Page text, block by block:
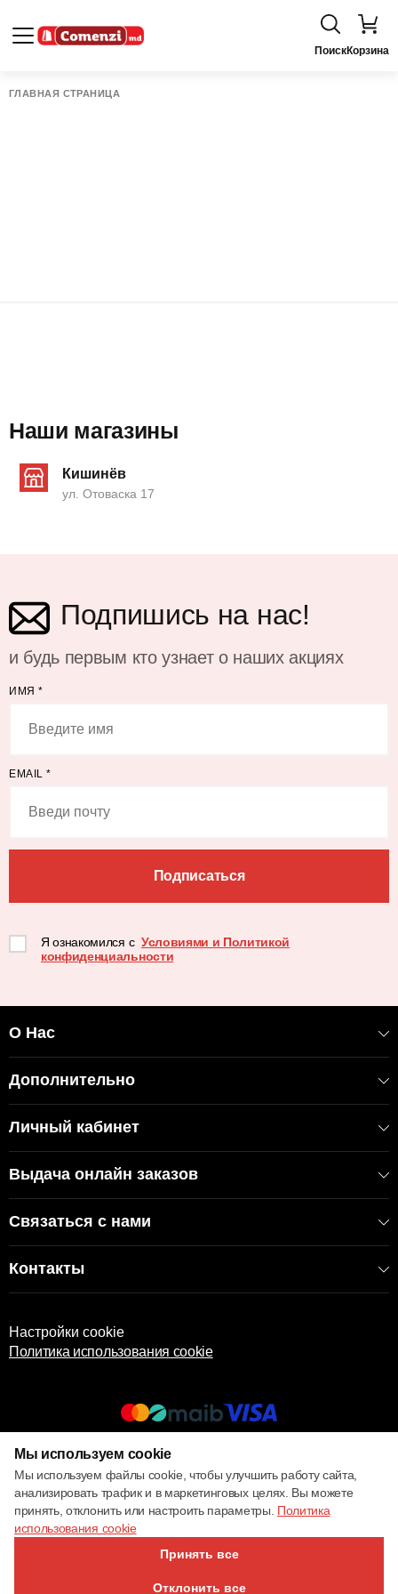
ПоискКорзина
ГЛАВНАЯ СТРАНИЦА
Наши магазины
Кишинёв
ул. Отоваска 17
Подпишись на нас!
и будь первым кто узнает о наших акциях
ИМЯ *
EMAIL *
Подписаться
Я ознакомился с Условиями и Политикой
конфиденциальности
О Нас
Дополнительно
Личный кабинет
Выдача онлайн заказов
Связаться с нами
Контакты
Настройки cookie
Политика использования cookie
© 2017 – 2026 ECOM
Мы используем cookie
Мы используем файлы cookie, чтобы улучшить работу сайта,
анализировать трафик и в маркетинговых целях. Вы можете
принять, отклонить или настроить параметры. Политика
использования cookie
Принять все
Отклонить все